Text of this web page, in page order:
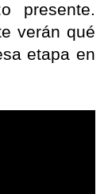
presente.
verán qué
etapa en